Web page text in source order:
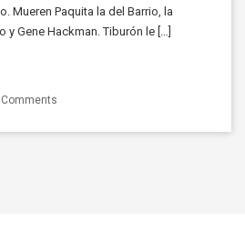
Mueren Paquita la del Barrio, la
y Gene Hackman. Tiburón le […]
Comments